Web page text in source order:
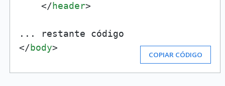
</header>
</body>
COPIAR CÓDIGO